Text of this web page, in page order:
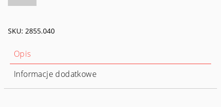
SKU: 2855.040
Opis
Informacje dodatkowe